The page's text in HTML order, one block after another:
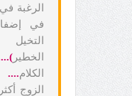
الرغبة
في
الخطير
الكلام....
الزوج